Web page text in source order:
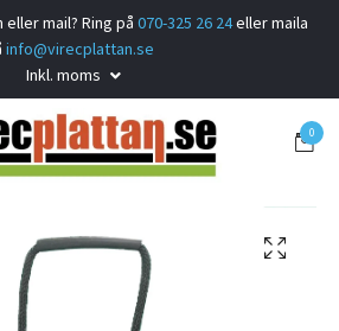
mail? Ring på 070-325 26 24eller maila
info@virecplattan.se
Inkl. moms
0